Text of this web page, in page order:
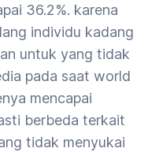
36.2%. karena
individu kadang
untuk yang tidak
pada saat world
mencapai
berbeda terkait
tidak menyukai